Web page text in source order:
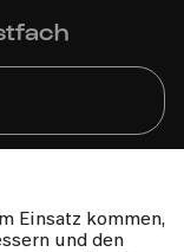
Einsatz kommen,
und den
Mehr dazu in